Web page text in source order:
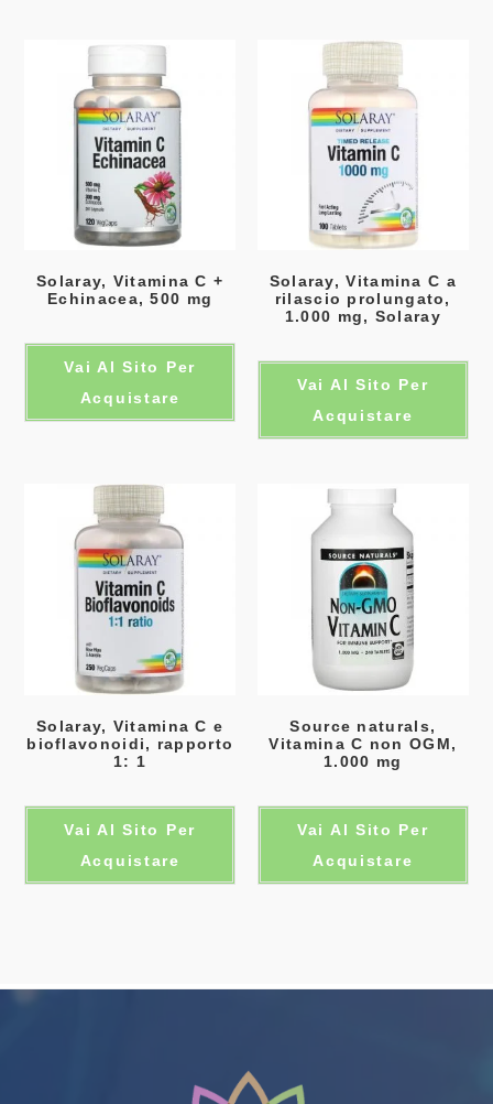
Solaray, Vitamina C +
Echinacea, 500 mg
Vai Al Sito Per
Acquistare
Solaray, Vitamina C a
rilascio prolungato,
1.000 mg, Solaray
Vai Al Sito Per
Acquistare
Solaray, Vitamina C e
bioflavonoidi, rapporto
1: 1
Vai Al Sito Per
Acquistare
Source naturals,
Vitamina C non OGM,
1.000 mg
Vai Al Sito Per
Acquistare